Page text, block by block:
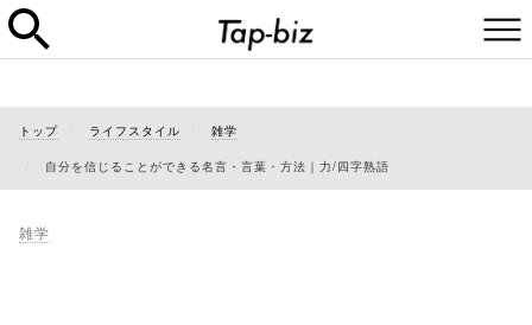
トップ ライフスタイル 雑学
自分を信じることができる名言・言葉・方法｜力/四字熟語
雑学